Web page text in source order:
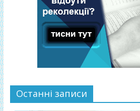
Останні записи